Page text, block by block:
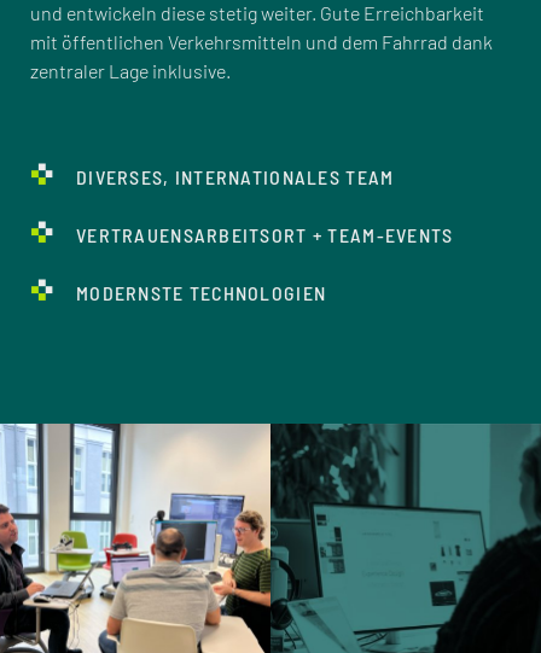
und entwickeln diese stetig weiter. Gute Erreichbarkeit
mit öffentlichen Verkehrsmitteln und dem Fahrrad dank
zentraler Lage inklusive.
DIVERSES, INTERNATIONALES TEAM
VERTRAUENSARBEITSORT + TEAM-EVENTS
MODERNSTE TECHNOLOGIEN